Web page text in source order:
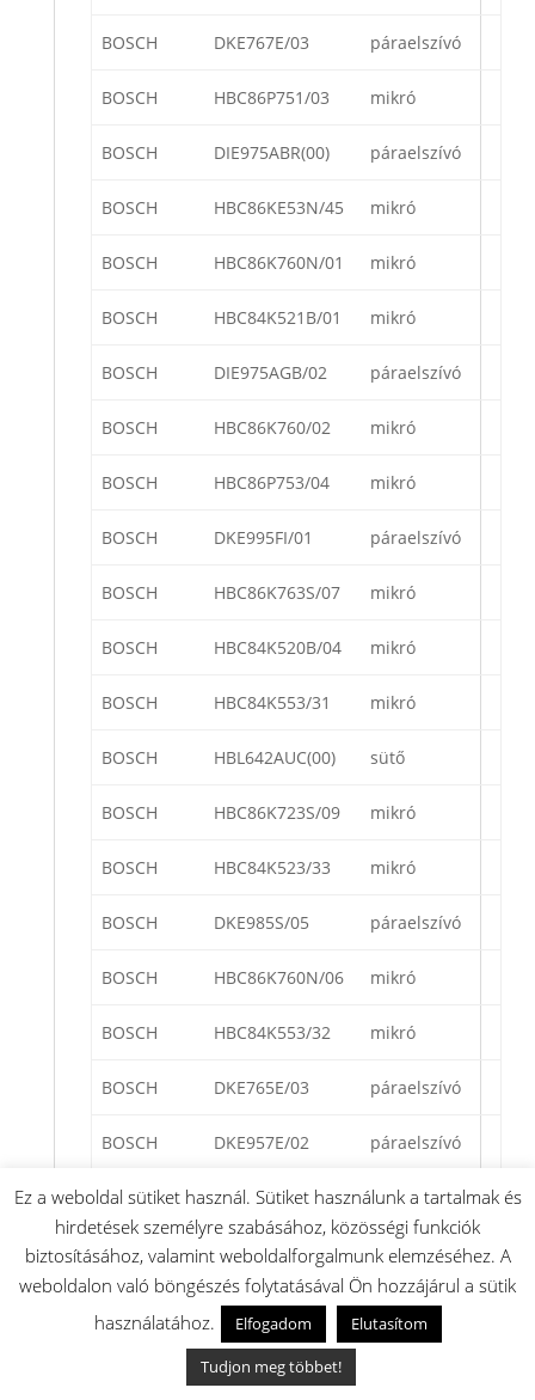
BOSCH DKE767E/03 páraelszívó
BOSCH HBC86P751/03 mikró
BOSCH DIE975ABR(00) páraelszívó
BOSCH HBC86KE53N/45 mikró
BOSCH HBC86K760N/01 mikró
BOSCH HBC84K521B/01 mikró
BOSCH DIE975AGB/02 páraelszívó
BOSCH HBC86K760/02 mikró
BOSCH HBC86P753/04 mikró
BOSCH DKE995FI/01 páraelszívó
BOSCH HBC86K763S/07 mikró
BOSCH HBC84K520B/04 mikró
BOSCH HBC84K553/31 mikró
BOSCH HBL642AUC(00) sütő
BOSCH HBC86K723S/09 mikró
BOSCH HBC84K523/33 mikró
BOSCH DKE985S/05 páraelszívó
BOSCH HBC86K760N/06 mikró
BOSCH HBC84K553/32 mikró
BOSCH DKE765E/03 páraelszívó
BOSCH DKE957E/02 páraelszívó
BOSCH HEN8850/01 mikró
BOSCH HBC86K751/02 mikró
HBC84K571/01 mikró
DHL755B/06
Ez a weboldal sütiket használ. Sütiket használunk a tartalmak és
hirdetések személyre szabásához, közösségi funkciók
biztosításához, valamint weboldalforgalmunk elemzéséhez. A
weboldalon való böngészés folytatásával Ön hozzájárul a sütik
használatához.
Elfogadom
Elutasítom
Tudjon meg többet!